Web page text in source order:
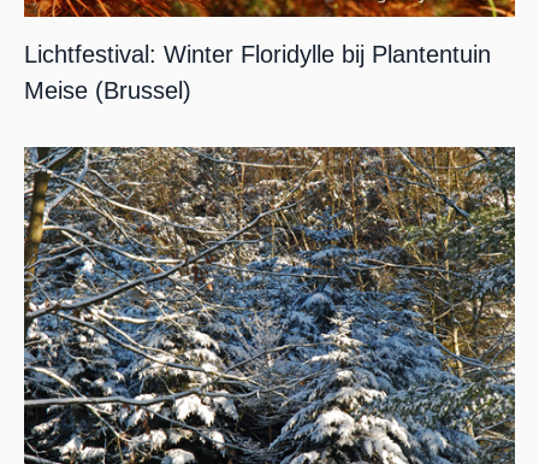
Lichtfestival: Winter Floridylle bij Plantentuin
Meise (Brussel)